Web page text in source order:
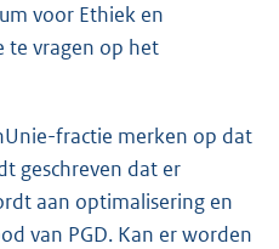
voor Ethiek en
te vragen op het
fractie merken op dat
geschreven dat er
aan optimalisering en
van PGD. Kan er worden